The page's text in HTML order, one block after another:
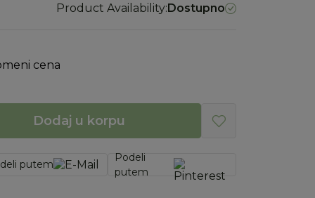
Product Availability:Dostupno
cena
Dodaj u korpu
putem
Podeli
putem